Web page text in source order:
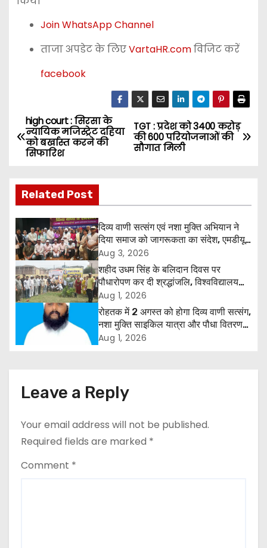
Join WhatsApp Channel
ताजा अपडेट के लिएVartaHR.comविजिट करें
facebook
P
o
t
n
a
v
i
g
o
TGT : प्रदेश को 3400 करोड़
की 600 परियोजनाओं की
सौगात मिली
high court : सिरसा के
न्यायिक मजिस्ट्रेट दहिया
को बर्खास्त करने की
सिफारिश
Related Post
दिव्य वाणी सत्संग एवं नशा मुक्ति अभियान ने
दिया समाज को जागरूकता का संदेश, एमडीयू
रोहतक में हजारों लोगों ने लिया संकल्प
Aug 3, 2026
शहीद उधम सिंह के बलिदान दिवस पर
पौधारोपण कर दी श्रद्धांजलि, विश्वविद्यालय
और राजपत्रित अवकाश बहाल करने की उठी
मांग
Aug 1, 2026
रोहतक में 2 अगस्त को होगा दिव्य वाणी सत्संग,
नशा मुक्ति साइकिल यात्रा और पौधा वितरण
कार्यक्रम
Aug 1, 2026
Leave a Reply
Your email address will not be published.
Required fields are marked *
Comment *